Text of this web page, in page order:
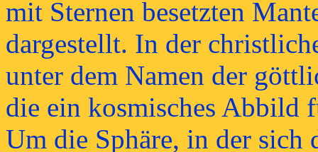
mit Sternen besetzten
dargestellt. In der
unter dem Namen der
die ein kosmisches Abbild
Um die Sphäre, in der sich